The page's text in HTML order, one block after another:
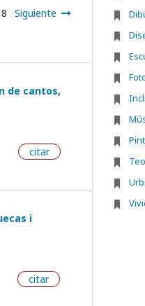
Siguiente
de cantos,
citar
i
citar